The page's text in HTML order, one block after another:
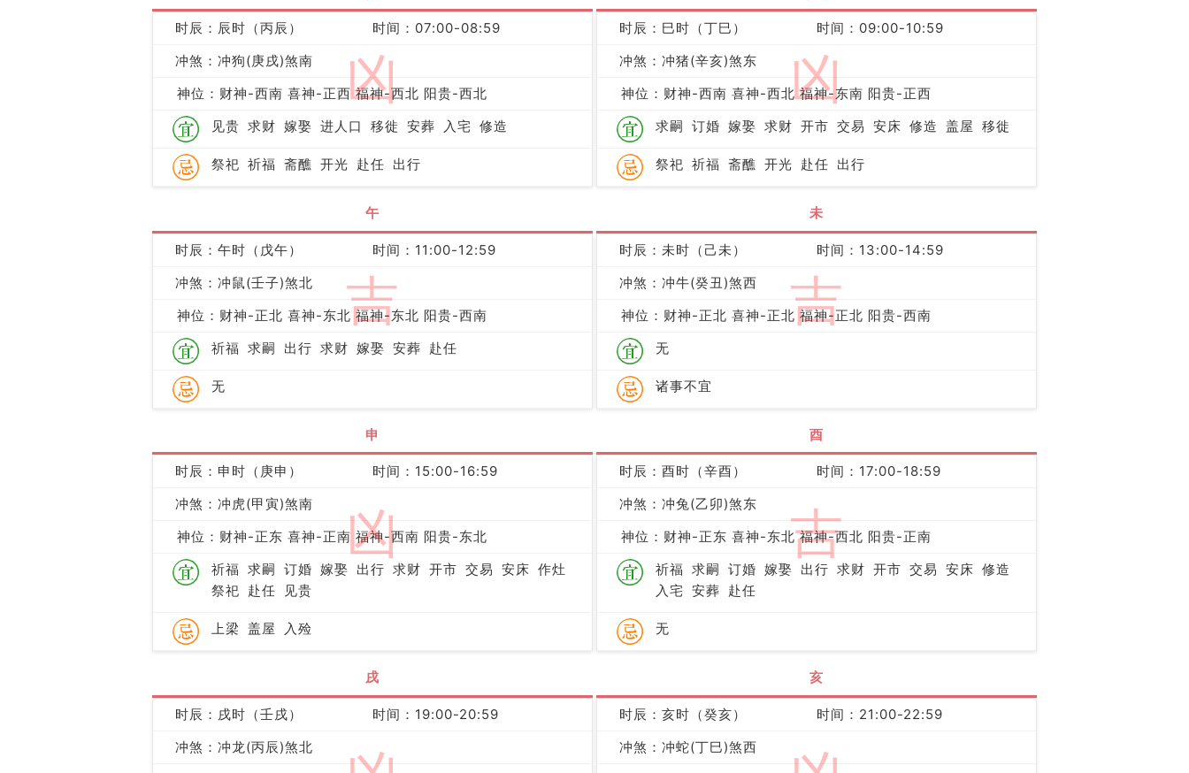
凶
时辰：辰时（丙辰）
时间：07:00-08:59
冲煞：冲狗(庚戌)煞南
神位：财神-西南 喜神-正西 福神-西北 阳贵-西北
见贵 求财 嫁娶 进人口 移徙 安葬 入宅 修造
祭祀 祈福 斋醮 开光 赴任 出行
凶
时辰：巳时（丁巳）
时间：09:00-10:59
冲煞：冲猪(辛亥)煞东
神位：财神-西南 喜神-西北 福神-东南 阳贵-正西
求嗣 订婚 嫁娶 求财 开市 交易 安床 修造 盖屋 移徙
祭祀 祈福 斋醮 开光 赴任 出行
午
吉
时辰：午时（戊午）
时间：11:00-12:59
冲煞：冲鼠(壬子)煞北
神位：财神-正北 喜神-东北 福神-东北 阳贵-西南
祈福 求嗣 出行 求财 嫁娶 安葬 赴任
无
未
吉
时辰：未时（己未）
时间：13:00-14:59
冲煞：冲牛(癸丑)煞西
神位：财神-正北 喜神-正北 福神-正北 阳贵-西南
无
诸事不宜
申
凶
时辰：申时（庚申）
时间：15:00-16:59
冲煞：冲虎(甲寅)煞南
神位：财神-正东 喜神-正南 福神-西南 阳贵-东北
祈福 求嗣 订婚 嫁娶 出行 求财 开市 交易 安床 作灶
祭祀 赴任 见贵
上梁 盖屋 入殓
酉
吉
时辰：酉时（辛酉）
时间：17:00-18:59
冲煞：冲兔(乙卯)煞东
神位：财神-正东 喜神-东北 福神-西北 阳贵-正南
祈福 求嗣 订婚 嫁娶 出行 求财 开市 交易 安床 修造
入宅 安葬 赴任
无
戌
时辰：戌时（壬戌）
时间：19:00-20:59
冲煞：冲龙(丙辰)煞北
亥
时辰：亥时（癸亥）
时间：21:00-22:59
冲煞：冲蛇(丁巳)煞西